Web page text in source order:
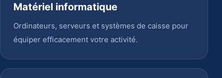
Matériel informatique
Ordinateurs, serveurs et systèmes de caisse pour
équiper efficacement votre activité.